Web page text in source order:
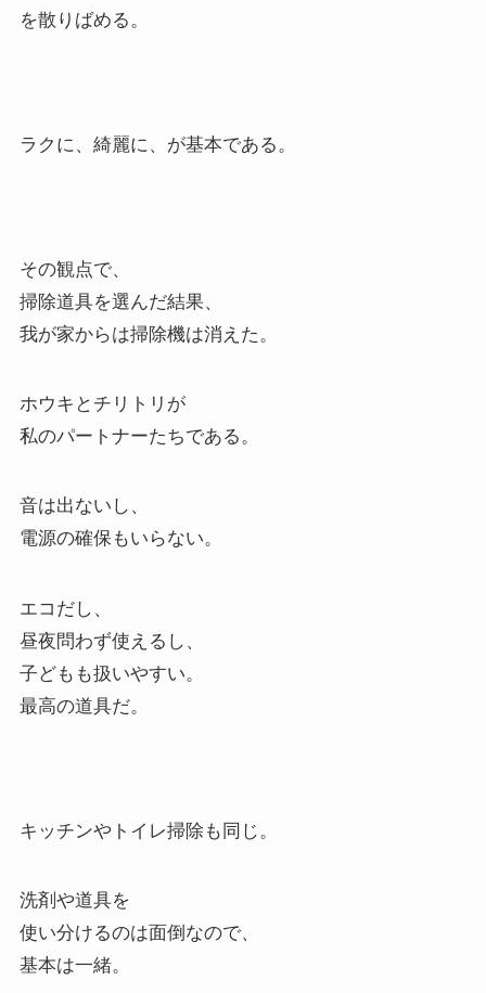
を散りばめる。
ラクに、綺麗に、が基本である。
その観点で、
掃除道具を選んだ結果、
我が家からは掃除機は消えた。
ホウキとチリトリが
私のパートナーたちである。
音は出ないし、
電源の確保もいらない。
エコだし、
昼夜問わず使えるし、
子どもも扱いやすい。
最高の道具だ。
キッチンやトイレ掃除も同じ。
洗剤や道具を
使い分けるのは面倒なので、
基本は一緒。